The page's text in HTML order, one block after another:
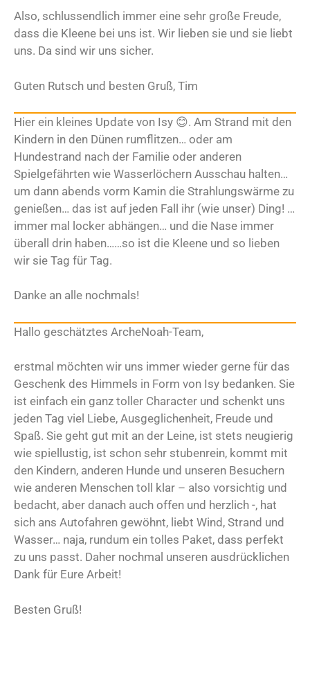
Also, schlussendlich immer eine sehr große Freude,
dass die Kleene bei uns ist. Wir lieben sie und sie liebt
uns. Da sind wir uns sicher.
Guten Rutsch und besten Gruß, Tim
Hier ein kleines Update von Isy 😊. Am Strand mit den
Kindern in den Dünen rumflitzen… oder am
Hundestrand nach der Familie oder anderen
Spielgefährten wie Wasserlöchern Ausschau halten…
um dann abends vorm Kamin die Strahlungswärme zu
genießen… das ist auf jeden Fall ihr (wie unser) Ding! …
immer mal locker abhängen… und die Nase immer
überall drin haben……so ist die Kleene und so lieben
wir sie Tag für Tag.
Danke an alle nochmals!
Hallo geschätztes ArcheNoah-Team,
erstmal möchten wir uns immer wieder gerne für das
Geschenk des Himmels in Form von Isy bedanken. Sie
ist einfach ein ganz toller Character und schenkt uns
jeden Tag viel Liebe, Ausgeglichenheit, Freude und
Spaß. Sie geht gut mit an der Leine, ist stets neugierig
wie spiellustig, ist schon sehr stubenrein, kommt mit
den Kindern, anderen Hunde und unseren Besuchern
wie anderen Menschen toll klar – also vorsichtig und
bedacht, aber danach auch offen und herzlich -, hat
sich ans Autofahren gewöhnt, liebt Wind, Strand und
Wasser… naja, rundum ein tolles Paket, dass perfekt
zu uns passt. Daher nochmal unseren ausdrücklichen
Dank für Eure Arbeit!
Besten Gruß!